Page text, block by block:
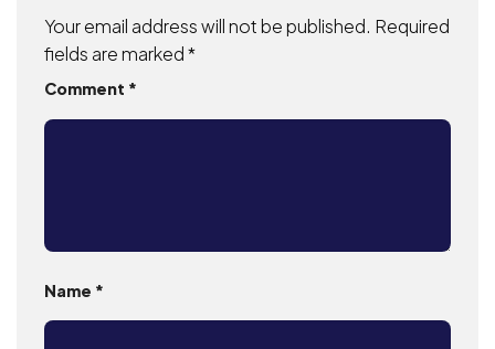
Your email address will not be published. Required
fields are marked*
Comment *
Name *